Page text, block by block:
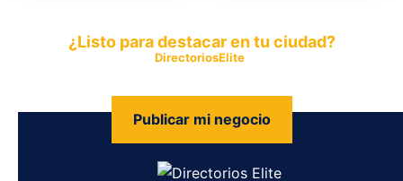
¿Listo para destacar en tu ciudad?
DirectoriosElite
Publicar mi negocio